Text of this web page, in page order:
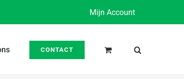
Mijn Account
CONTACT